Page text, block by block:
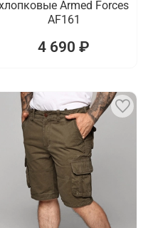
Armed Forces
AF161
4 690 ₽